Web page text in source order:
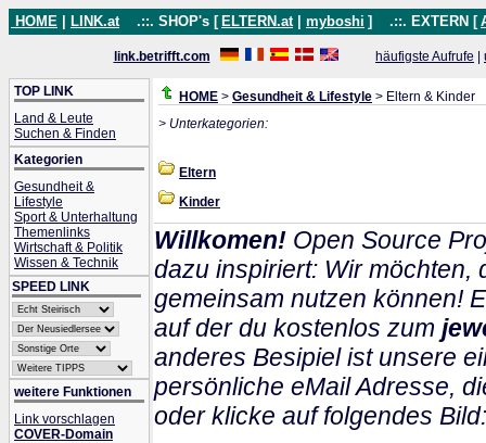
HOME LINK.at .::. SHOP's [ ELTERN.at myboshi ] .::. EXTERN [
link.betrifft.com häufigste Aufrufe
TOP LINK
Land & Leute
Suchen & Finden
Kategorien
Gesundheit &
Lifestyle
Sport & Unterhaltung
Themenlinks
Wirtschaft & Politik
Wissen & Technik
SPEED LINK
weitere Funktionen
Link vorschlagen
COVER-Domain
HOME > Gesundheit & Lifestyle > Eltern & Kinder
> Unterkategorien:
Eltern
Kinder
Willkomen! Open Source
dazu inspiriert: Wir möchten,
gemeinsam nutzen können!
auf der du kostenlos zum
anderes Besipiel ist unsere
persönliche eMail Adresse,
oder klicke auf folgendes Bild: